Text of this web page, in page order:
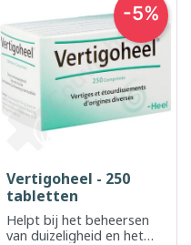
Vertigoheel - 250
tabletten
Helpt bij het beheersen
van duizeligheid en het
-5%